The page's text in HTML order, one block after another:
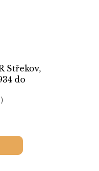
Střekov,
do
pošt.